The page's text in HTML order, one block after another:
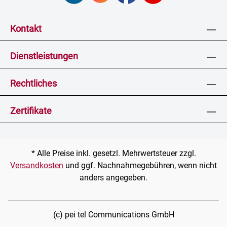
Kontakt
Dienstleistungen
Rechtliches
Zertifikate
* Alle Preise inkl. gesetzl. Mehrwertsteuer zzgl.
Versandkosten und ggf. Nachnahmegebühren, wenn nicht
anders angegeben.
(c) pei tel Communications GmbH